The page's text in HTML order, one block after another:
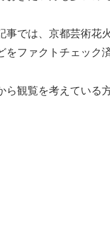
事では、京都芸術花
をファクトチェック
ら観覧を考えている